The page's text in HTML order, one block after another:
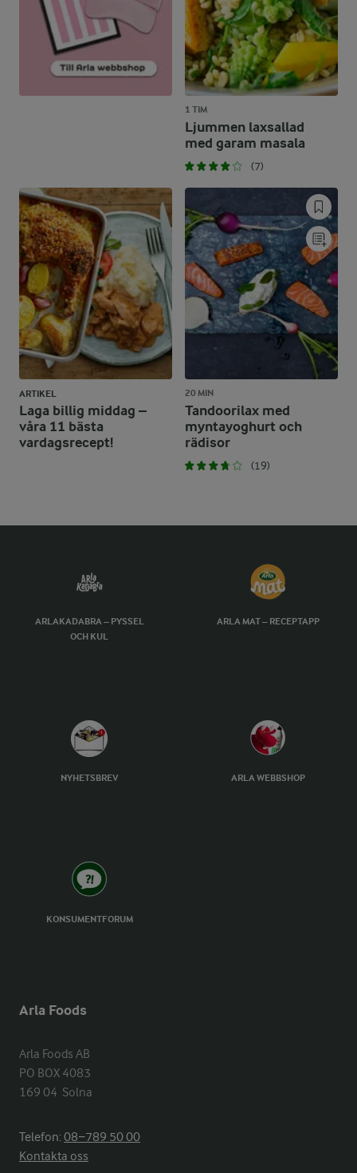
1 TIM
Ljummen laxsallad
med garam masala
(7)
ARTIKEL
Laga billig middag –
våra 11 bästa
vardagsrecept!
20 MIN
Tandoorilax med
myntayoghurt och
rädisor
(19)
ARLAKADABRA – PYSSEL
OCH KUL
ARLA MAT – RECEPTAPP
NYHETSBREV ARLA WEBBSHOP
KONSUMENTFORUM
Arla Foods
Arla Foods AB
PO BOX 4083
169 04  Solna
Telefon:08−789 50 00
Kontakta oss